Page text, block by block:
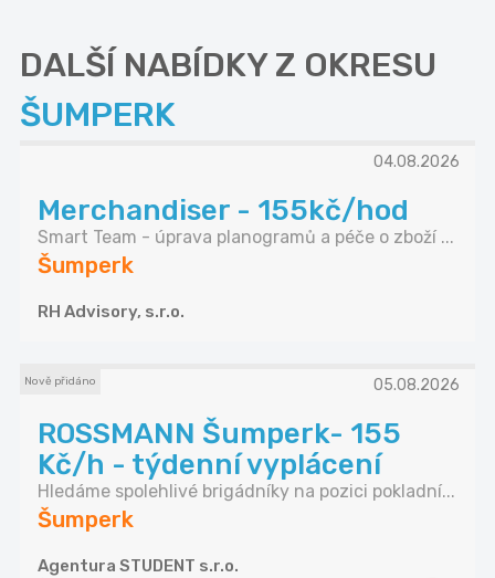
DALŠÍ NABÍDKY Z OKRESU
ŠUMPERK
04.08.2026
Merchandiser - 155kč/hod
Smart Team - úprava planogramů a péče o zboží ...
Šumperk
RH Advisory, s.r.o.
Nově přidáno 05.08.2026
ROSSMANN Šumperk- 155
Kč/h - týdenní vyplácení
Hledáme spolehlivé brigádníky na pozici pokladní...
Šumperk
Agentura STUDENT s.r.o.